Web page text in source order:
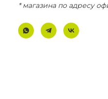
* магазина по адресу